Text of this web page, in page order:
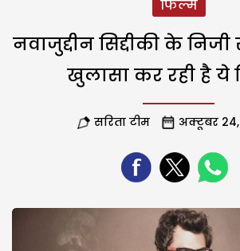
फिल्म
नवाजुद्दीन सिद्दीकी के
खुलासा कर रही है ये
सरिता टीम अक्टूबर 24,